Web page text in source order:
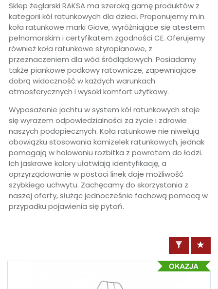
Sklep żeglarski RAKSA ma szeroką gamę produktów z
kategorii kół ratunkowych dla dzieci. Proponujemy m.in.
koła ratunkowe marki Giove, wyróżniające się atestem
pełnomorskim i certyfikatem zgodności CE. Oferujemy
również koła ratunkowe styropianowe, z
przeznaczeniem dla wód śródlądowych. Posiadamy
także piankowe podkowy ratownicze, zapewniające
dobrą widoczność w każdych warunkach
atmosferycznych i wysoki komfort użytkowy.
Wyposażenie jachtu w system kół ratunkowych staje
się wyrazem odpowiedzialności za życie i zdrowie
naszych podopiecznych. Koła ratunkowe nie niwelują
obowiązku stosowania kamizelek ratunkowych, jednak
pomagają w holowaniu rozbitka z powrotem do łodzi.
Ich jaskrawe kolory ułatwiają identyfikację, a
oprzyrządowanie w postaci linek daje możliwość
szybkiego uchwytu. Zachęcamy do skorzystania z
naszej oferty, służąc jednocześnie fachową pomocą w
przypadku pojawienia się pytań.